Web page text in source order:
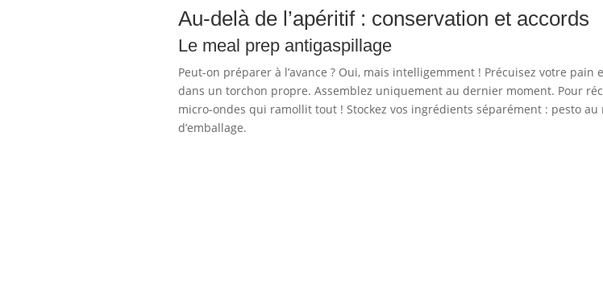
Au-delà de l’apéritif : conservation et accords
Le meal prep antigaspillage
Peut-on préparer à l’avance ? Oui, mais intelligemment ! Précuisez votre pain
dans un torchon propre. Assemblez uniquement au dernier moment. Pour
micro-ondes qui ramollit tout ! Stockez vos ingrédients séparément : pesto
d’emballage.